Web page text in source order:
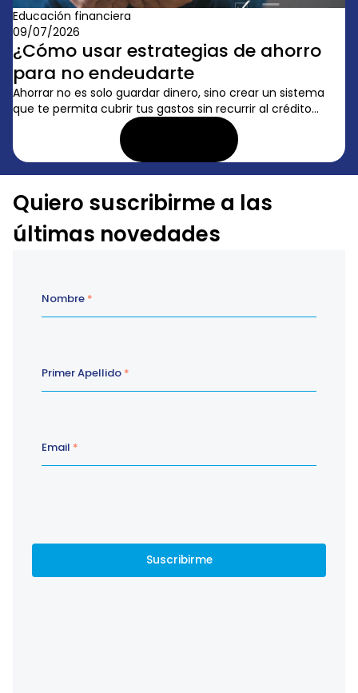
Educación financiera
09/07/2026
¿Cómo usar estrategias de ahorro
para no endeudarte
Ahorrar no es solo guardar dinero, sino crear un sistema
que te permita cubrir tus gastos sin recurrir al crédito...
Quiero suscribirme a las
últimas novedades